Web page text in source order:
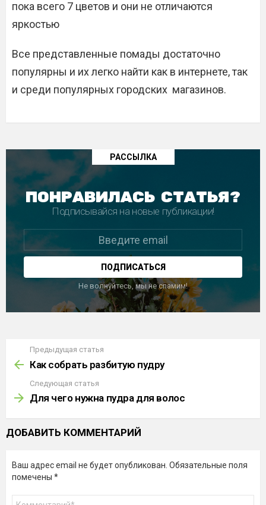
пока всего 7 цветов и они не отличаются
яркостью
Все представленные помады достаточно
популярны и их легко найти как в интернете, так
и среди популярных городских магазинов.
РАССЫЛКА
ПОНРАВИЛАСЬ СТАТЬЯ?
Подписывайся на новые публикации!
Не волнуйтесь, мы не спамим!
Узнать
больше
Предыдущая статья
Как собрать разбитую пудру
Следующая статья
Для чего нужна пудра для волос
ДОБАВИТЬ КОММЕНТАРИЙ
Ваш адрес email не будет опубликован. Обязательные поля
помечены *
Комментарий